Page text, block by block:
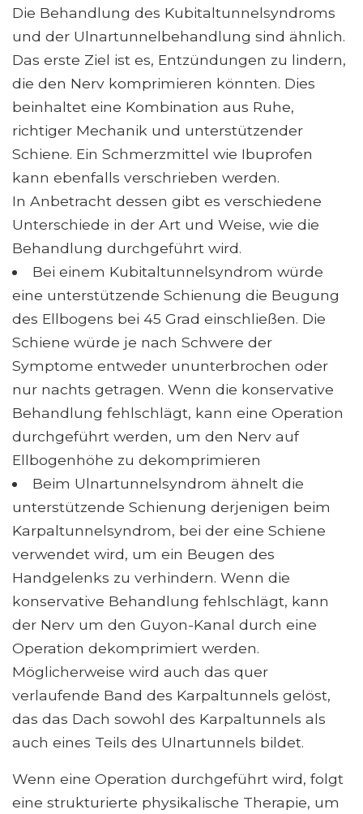
Die Behandlung des Kubitaltunnelsyndroms
und der Ulnartunnelbehandlung sind ähnlich.
Das erste Ziel ist es, Entzündungen zu lindern,
die den Nerv komprimieren könnten. Dies
beinhaltet eine Kombination aus Ruhe,
richtiger Mechanik und unterstützender
Schiene. Ein Schmerzmittel wie Ibuprofen
kann ebenfalls verschrieben werden.
In Anbetracht dessen gibt es verschiedene
Unterschiede in der Art und Weise, wie die
Behandlung durchgeführt wird.
Bei einem Kubitaltunnelsyndrom würde
eine unterstützende Schienung die Beugung
des Ellbogens bei 45 Grad einschließen. Die
Schiene würde je nach Schwere der
Symptome entweder ununterbrochen oder
nur nachts getragen. Wenn die konservative
Behandlung fehlschlägt, kann eine Operation
durchgeführt werden, um den Nerv auf
Ellbogenhöhe zu dekomprimieren
Beim Ulnartunnelsyndrom ähnelt die
unterstützende Schienung derjenigen beim
Karpaltunnelsyndrom, bei der eine Schiene
verwendet wird, um ein Beugen des
Handgelenks zu verhindern. Wenn die
konservative Behandlung fehlschlägt, kann
der Nerv um den Guyon-Kanal durch eine
Operation dekomprimiert werden.
Möglicherweise wird auch das quer
verlaufende Band des Karpaltunnels gelöst,
das das Dach sowohl des Karpaltunnels als
auch eines Teils des Ulnartunnels bildet.
Wenn eine Operation durchgeführt wird, folgt
eine strukturierte physikalische Therapie, um